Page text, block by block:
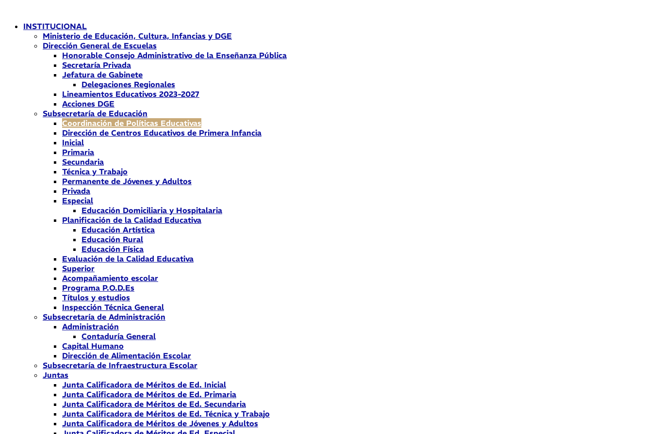
contenidoINSTITUCIONAL
Ministerio de Educación, Cultura, Infancias y DGE
Dirección General de Escuelas
Honorable Consejo Administrativo de la Enseñanza Pública
Secretaría Privada
Jefatura de Gabinete
Delegaciones Regionales
Lineamientos Educativos 2023-2027
Acciones DGE
Subsecretaría de Educación
Coordinación de Políticas Educativas
Dirección de Centros Educativos de Primera Infancia
Inicial
Primaria
Secundaria
Técnica y Trabajo
Permanente de Jóvenes y Adultos
Privada
Especial
Educación Domiciliaria y Hospitalaria
Planificación de la Calidad Educativa
Educación Artística
Educación Rural
Educación Física
Evaluación de la Calidad Educativa
Superior
Acompañamiento escolar
Programa P.O.D.Es
Títulos y estudios
Inspección Técnica General
Subsecretaría de Administración
Administración
Contaduría General
Capital Humano
Dirección de Alimentación Escolar
Subsecretaría de Infraestructura Escolar
Juntas
Junta Calificadora de Méritos de Ed. Inicial
Junta Calificadora de Méritos de Ed. Primaria
Junta Calificadora de Méritos de Ed. Secundaria
Junta Calificadora de Méritos de Ed. Técnica y Trabajo
Junta Calificadora de Méritos de Jóvenes y Adultos